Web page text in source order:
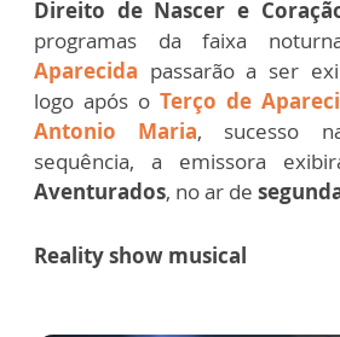
Direito de Nascer e
programas da faixa
Aparecida passarão a ser
logo após o Terço de
Antonio Maria, sucesso
sequência, a emissora
Aventurados, no ar de
Reality show musical